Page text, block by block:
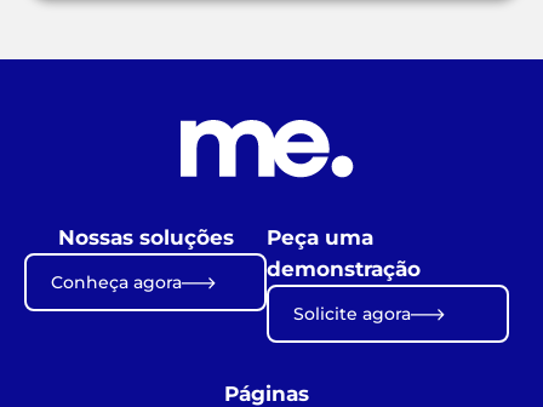
Nossas soluções
Conheça agora
Peça uma
demonstração
Solicite agora
Páginas